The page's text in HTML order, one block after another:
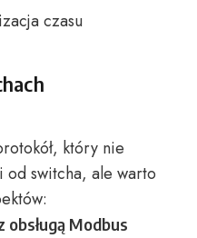
czasu
który nie
od switcha, ale warto
obsługą Modbus